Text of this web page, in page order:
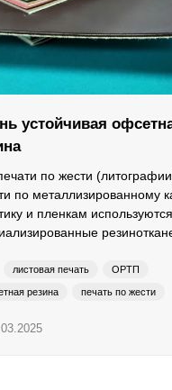
устойчивая
по жести
по металлизированному
и пленкам используются
листовая печать ОРТП
резина печать по жести